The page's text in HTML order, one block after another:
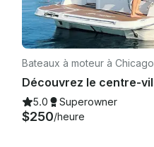
Bateaux à moteur à Chicago
5.0 Superowner
$250/heure